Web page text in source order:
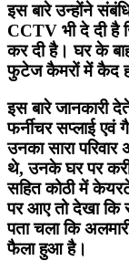
इस बारे उन्होंने
CCTV भी दे दी
कर दी है। घर के
फुटेज कैमरों में कैद
इस बारे जानकारी
फर्नीचर सप्लाई एवं
उनका सारा
थे, उनके घर पर
सहित कोठी में
पर आए तो देखा कि
पता चला कि
फैला हुआ है।